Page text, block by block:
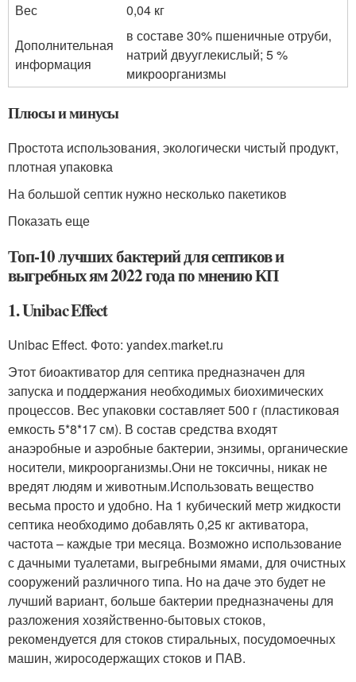
Вес
0,04 кг
Дополнительная
информация
в составе 30% пшеничные отруби,
натрий двууглекислый; 5 %
микроорганизмы
Плюсы и минусы
Простота использования, экологически чистый продукт,
плотная упаковка
На большой септик нужно несколько пакетиков
Показать еще
Топ-10 лучших бактерий для септиков и
выгребных ям 2022 года по мнению КП
1. Unibac Effect
Unibac Effect. Фото: yandex.market.ru
Этот биоактиватор для септика предназначен для
запуска и поддержания необходимых биохимических
процессов. Вес упаковки составляет 500 г (пластиковая
емкость 5*8*17 см). В состав средства входят
анаэробные и аэробные бактерии, энзимы, органические
носители, микроорганизмы.Они не токсичны, никак не
вредят людям и животным.Использовать вещество
весьма просто и удобно. На 1 кубический метр жидкости
септика необходимо добавлять 0,25 кг активатора,
частота – каждые три месяца. Возможно использование
с дачными туалетами, выгребными ямами, для очистных
сооружений различного типа. Но на даче это будет не
лучший вариант, больше бактерии предназначены для
разложения хозяйственно-бытовых стоков,
рекомендуется для стоков стиральных, посудомоечных
машин, жиросодержащих стоков и ПАВ.